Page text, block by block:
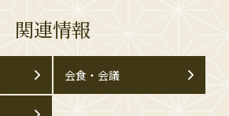
関連情報
会食・会議